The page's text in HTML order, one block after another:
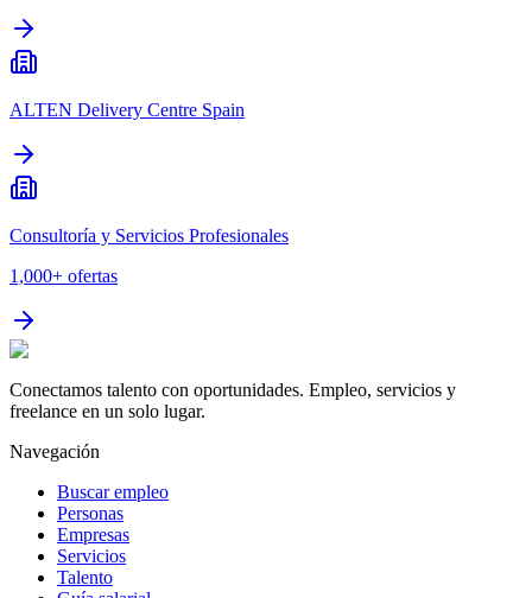
ALTEN Delivery Centre Spain
Consultoría y Servicios Profesionales
1,000+ ofertas
Conectamos talento con oportunidades. Empleo, servicios y
freelance en un solo lugar.
Navegación
Buscar empleo
Personas
Empresas
Servicios
Talento